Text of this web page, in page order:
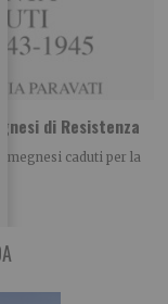
di Resistenza
caduti per la